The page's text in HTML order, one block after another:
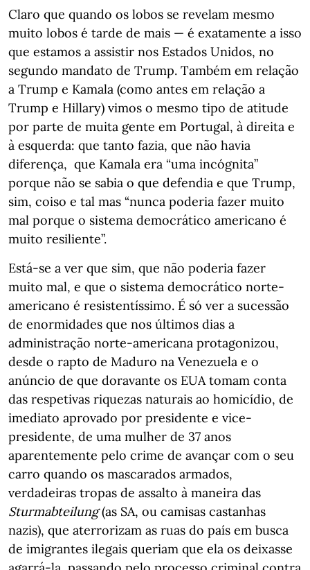
Claro que quando os lobos se revelam mesmo
muito lobos é tarde de mais — é exatamente a isso
que estamos a assistir nos Estados Unidos, no
segundo mandato de Trump. Também em relação
a Trump e Kamala (como antes em relação a
Trump e Hillary) vimos o mesmo tipo de atitude
por parte de muita gente em Portugal, à direita e
à esquerda: que tanto fazia, que não havia
diferença, que Kamala era “uma incógnita”
porque não se sabia o que defendia e que Trump,
sim, coiso e tal mas “nunca poderia fazer muito
mal porque o sistema democrático americano é
muito resiliente”.
Está-se a ver que sim, que não poderia fazer
muito mal, e que o sistema democrático norte-
americano é resistentíssimo. É só ver a sucessão
de enormidades que nos últimos dias a
administração norte-americana protagonizou,
desde o rapto de Maduro na Venezuela e o
anúncio de que doravante os EUA tomam conta
das respetivas riquezas naturais ao homicídio, de
imediato aprovado por presidente e vice-
presidente, de uma mulher de 37 anos
aparentemente pelo crime de avançar com o seu
carro quando os mascarados armados,
verdadeiras tropas de assalto à maneira das
Sturmabteilung(as SA, ou camisas castanhas
nazis), que aterrorizam as ruas do país em busca
de imigrantes ilegais queriam que ela os deixasse